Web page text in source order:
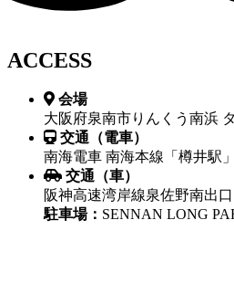
ACCESS
会場
大阪府泉南市りんくう南浜
交通（電車）
南海電車 南海本線「樽井駅
交通（車）
阪神高速湾岸線泉佐野南出
駐車場： SENNAN LONG